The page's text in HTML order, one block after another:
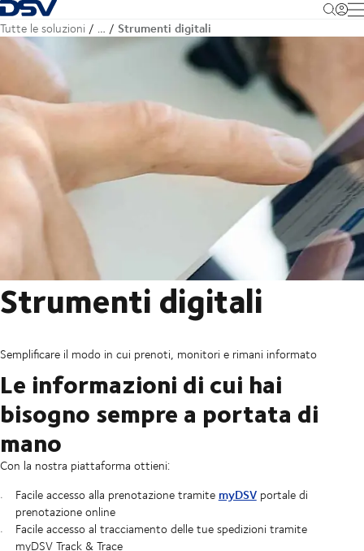
Torna alla pagina iniziale
Tutte le soluzioni … Strumenti digitali
Strumenti digitali
Semplificare il modo in cui prenoti, monitori e rimani informato
Le informazioni di cui hai
bisogno sempre a portata di
mano
Con la nostra piattaforma ottieni:
Facile accesso alla prenotazione tramite myDSVportale di
prenotazione online
Facile accesso al tracciamento delle tue spedizioni tramite
myDSV Track & Trace